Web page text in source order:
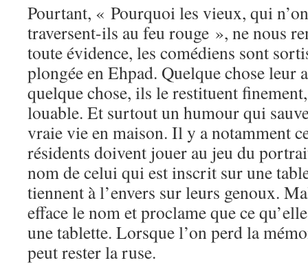
Pourtant, « Pourquoi les vieux, qui
traversent-ils au feu rouge », ne nous
toute évidence, les comédiens sont
plongée en Ehpad. Quelque chose leur
quelque chose, ils le restituent
louable. Et surtout un humour qui
vraie vie en maison. Il y a notamment
résidents doivent jouer au jeu du
nom de celui qui est inscrit sur une
tiennent à l’envers sur leurs genoux.
efface le nom et proclame que ce
une tablette. Lorsque l’on perd la
peut rester la ruse.